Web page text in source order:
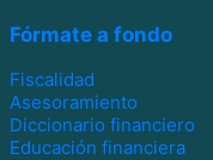
Fórmate a fondo
Fiscalidad
Asesoramiento
Diccionario financiero
Educación financiera